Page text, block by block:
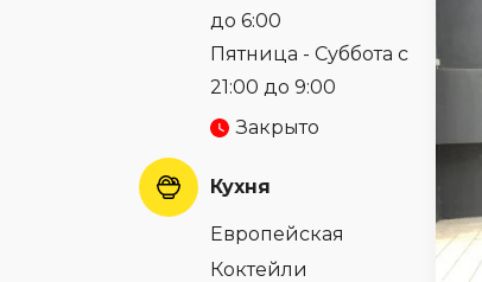
до 6:00
Пятница - Суббота с
21:00 до 9:00
Закрыто
Кухня
Европейская
Коктейли